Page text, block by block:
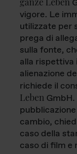
vigore. Le
utilizzate per
prega di
sulla fonte,
alla rispettiva
alienazione
richiede il
Leben
cambio,
caso della
caso di film e